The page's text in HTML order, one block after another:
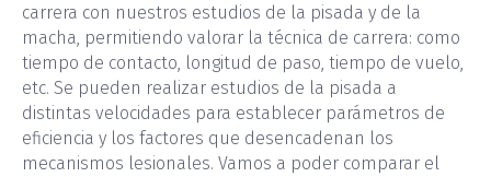
carrera con nuestros estudios de la pisada y de la
macha, permitiendo valorar la técnica de carrera: como
tiempo de contacto, longitud de paso, tiempo de vuelo,
etc. Se pueden realizar estudios de la pisada a
distintas velocidades para establecer parámetros de
eficiencia y los factores que desencadenan los
mecanismos lesionales. Vamos a poder comparar el